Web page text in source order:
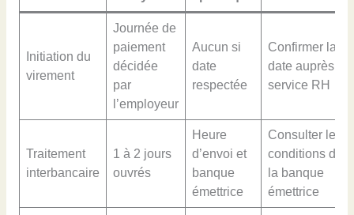
Initiation du
virement
Journée de
paiement
décidée
par
l’employeur
Aucun si
date
respectée
Confirmer la
date auprès du
service RH
Traitement
interbancaire
1 à 2 jours
ouvrés
Heure
d’envoi et
banque
émettrice
Consulter les
conditions de
la banque
émettrice